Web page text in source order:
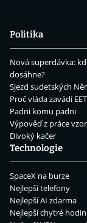
Politika
Nová superdávka:
dosáhne?
Sjezd sudetských
Proč vláda zavádí
Padni komu padni
Výpověď z práce vzor
Divoký kačer
Technologie
SpaceX na burze
Nejlepší telefony
Nejlepší AI zdarma
Nejlepší chytré